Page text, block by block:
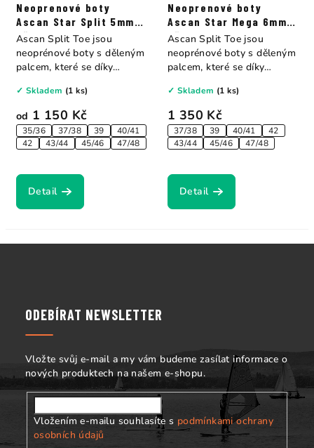
Neoprenové boty
Ascan Star Split 5mm s
děleným palcem
od 1 150 Kč
35/36 37/38 39
40/41
42
43/44 45/46 47/48
✓ Skladem (1 ks)
Detail
Ascan Split Toe jsou
neoprénové boty s děleným
palcem, které se díky
Neoprenové boty
Ascan Star Mega 6mm s
děleným palcem
1 350 Kč
37/38 39 40/41
42
43/44
45/46 47/48
✓ Skladem (1 ks)
Detail
Ascan Split Toe jsou
neoprénové boty s děleným
palcem, které se díky
ODEBÍRAT NEWSLETTER
Vložte svůj e-mail a my vám budeme zasílat informace o
nových produktech na našem e-shopu.
Vložením e-mailu souhlasíte s podmínkami ochrany
osobních údajů